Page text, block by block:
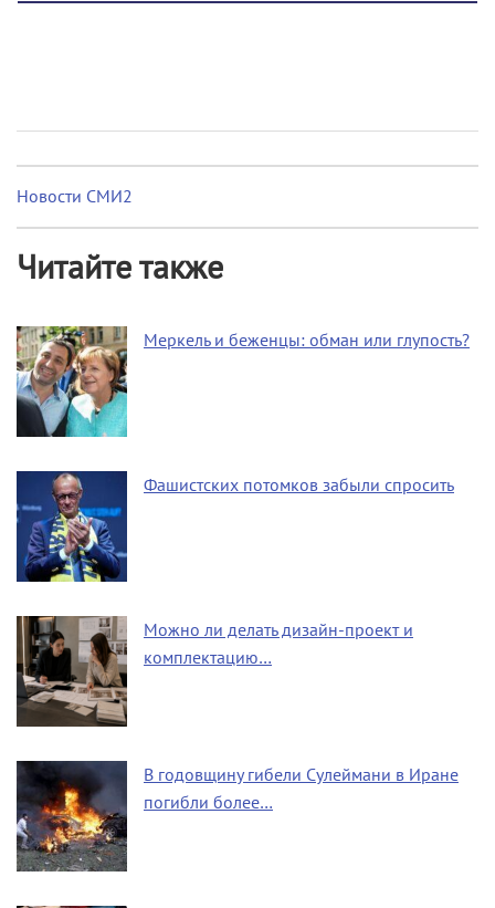
Новости СМИ2
Читайте также
Меркель и беженцы: обман или глупость?
Фашистских потомков забыли спросить
Можно ли делать дизайн-проект и
комплектацию…
В годовщину гибели Сулеймани в Иране
погибли более…